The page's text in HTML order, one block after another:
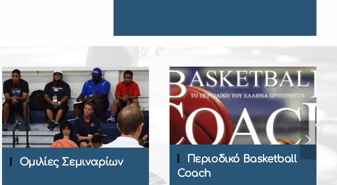
Εγγραφή Μέλους
Περιοδικό Basketball